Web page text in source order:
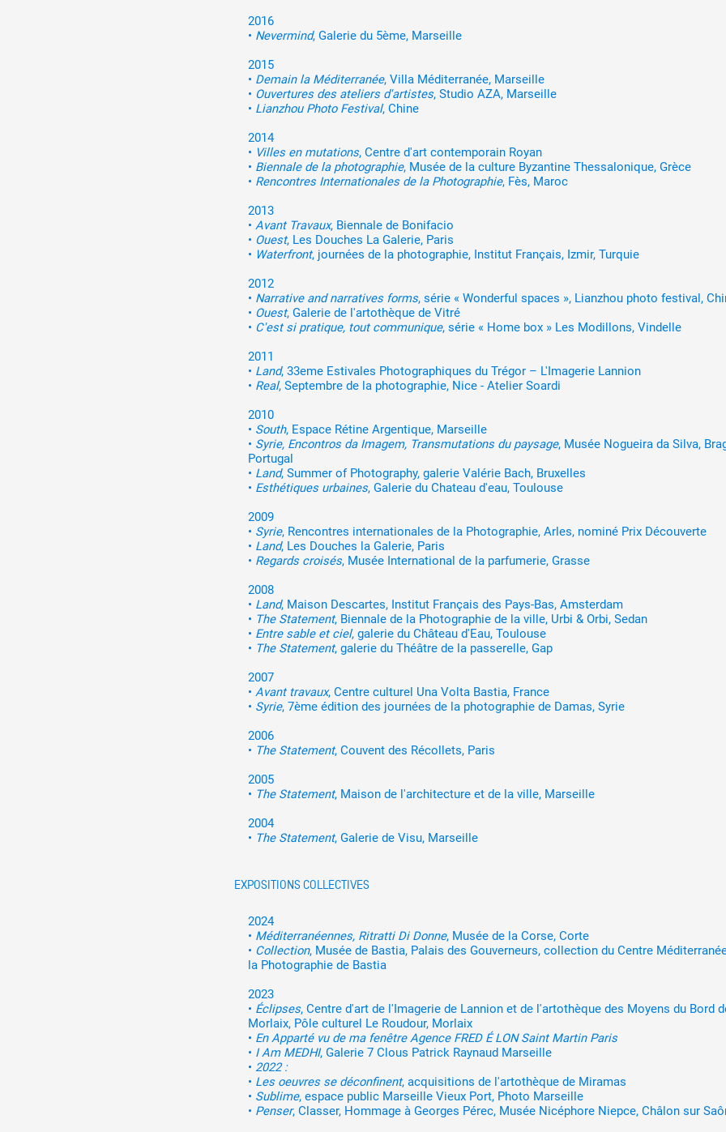
2016
• Nevermind, Galerie du 5ème, Marseille
2015
• Demain la Méditerranée, Villa Méditerranée, Marseille
• Ouvertures des ateliers d'artistes, Studio AZA, Marseille
• Lianzhou Photo Festival, Chine
2014
• Villes en mutations, Centre d'art contemporain Royan
• Biennale de la photographie, Musée de la culture Byzantine Thessalonique, Grèce
• Rencontres Internationales de la Photographie, Fès, Maroc
2013
• Avant Travaux, Biennale de Bonifacio
• Ouest, Les Douches La Galerie, Paris
• Waterfront, journées de la photographie, Institut Français, Izmir, Turquie
2012
• Narrative and narratives forms, série « Wonderful spaces », Lianzhou photo festival,
• Ouest, Galerie de l'artothèque de Vitré
• C'est si pratique, tout communique, série « Home box » Les Modillons, Vindelle
2011
• Land, 33eme Estivales Photographiques du Trégor – L'Imagerie Lannion
• Real, Septembre de la photographie, Nice - Atelier Soardi
2010
• South, Espace Rétine Argentique, Marseille
• Syrie, Encontros da Imagem, Transmutations du paysage, Musée Nogueira da Silva,
Portugal
• Land, Summer of Photography, galerie Valérie Bach, Bruxelles
• Esthétiques urbaines, Galerie du Chateau d'eau, Toulouse
2009
• Syrie, Rencontres internationales de la Photographie, Arles, nominé Prix Découverte
• Land, Les Douches la Galerie, Paris
• Regards croisés, Musée International de la parfumerie, Grasse
2008
• Land, Maison Descartes, Institut Français des Pays-Bas, Amsterdam
• The Statement, Biennale de la Photographie de la ville, Urbi & Orbi, Sedan
• Entre sable et ciel, galerie du Château d'Eau, Toulouse
• The Statement, galerie du Théâtre de la passerelle, Gap
2007
• Avant travaux, Centre culturel Una Volta Bastia, France
• Syrie, 7ème édition des journées de la photographie de Damas, Syrie
2006
• The Statement, Couvent des Récollets, Paris
2005
• The Statement, Maison de l'architecture et de la ville, Marseille
2004
• The Statement, Galerie de Visu, Marseille
EXPOSITIONS COLLECTIVES
2024
• Méditerranéennes, Ritratti Di Donne, Musée de la Corse, Corte
• Collection, Musée de Bastia, Palais des Gouverneurs, collection du Centre
la Photographie de Bastia
2023
• Éclipses, Centre d'art de l'Imagerie de Lannion et de l'artothèque des Moyens du Bord
Morlaix, Pôle culturel Le Roudour, Morlaix
• En Apparté vu de ma fenêtre Agence FRED É LON Saint Martin Paris
• I Am MEDHI, Galerie 7 Clous Patrick Raynaud Marseille
• 2022 :
• Les oeuvres se déconfinent, acquisitions de l'artothèque de Miramas
• Sublime, espace public Marseille Vieux Port, Photo Marseille
• Penser, Classer, Hommage à Georges Pérec, Musée Nicéphore Niepce, Châlon sur